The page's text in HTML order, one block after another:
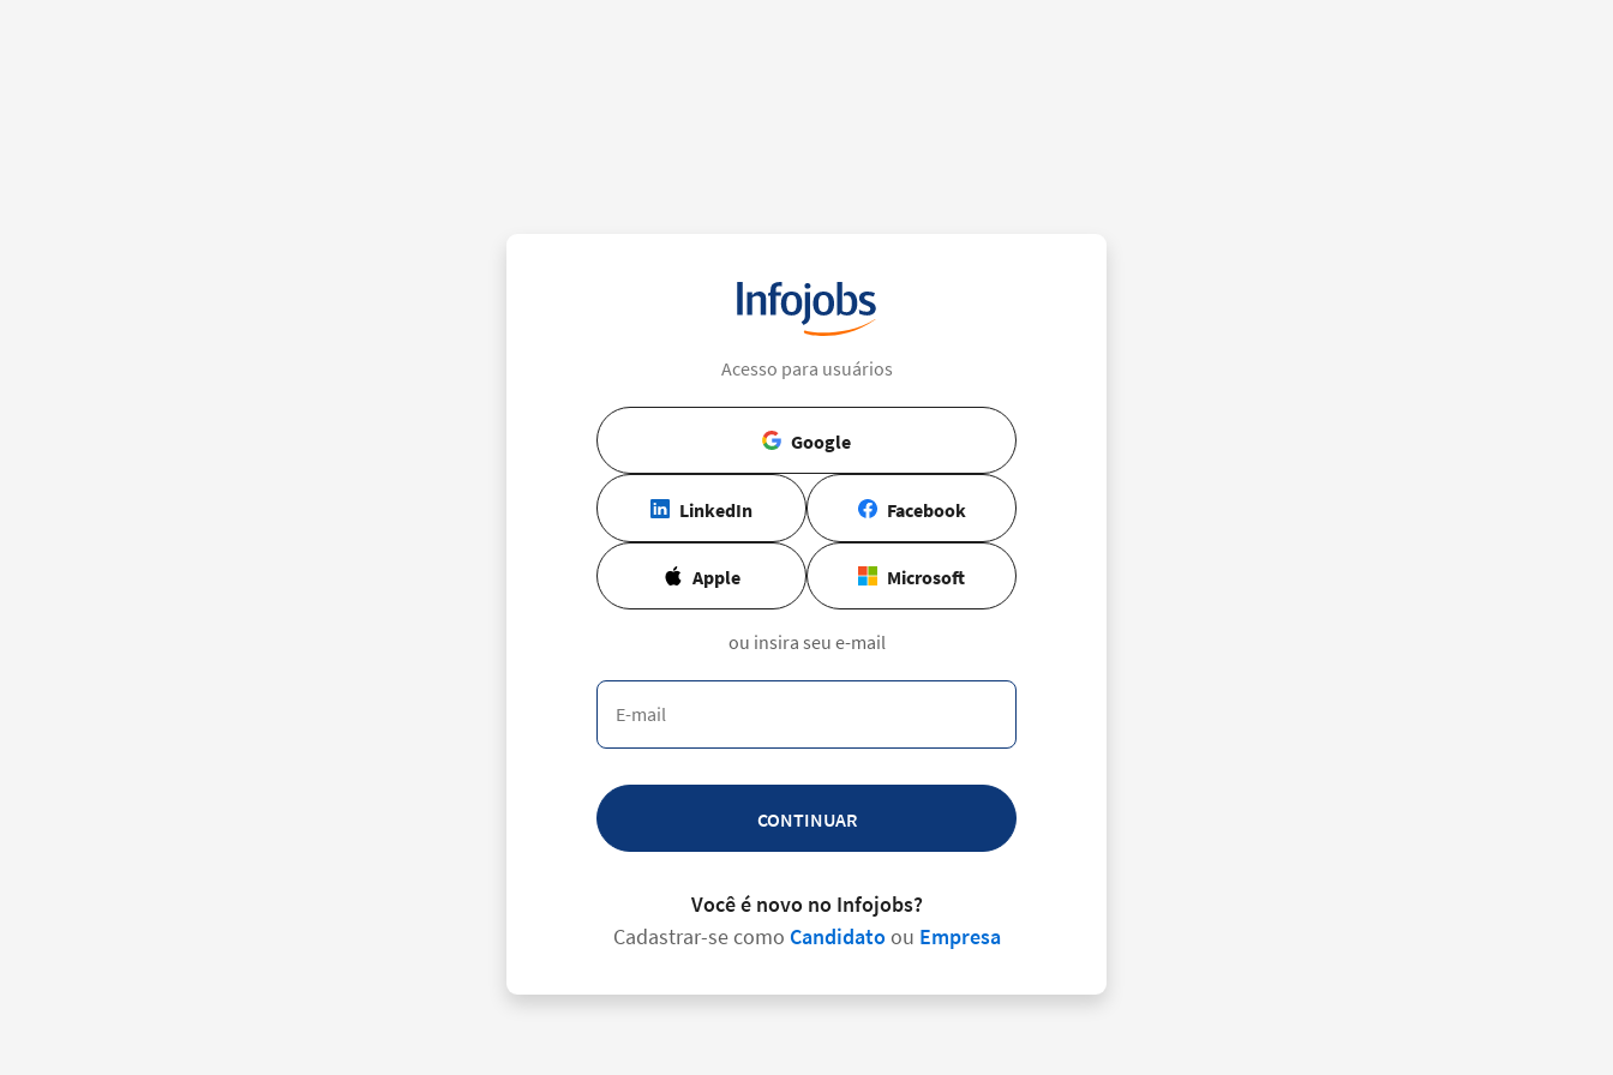
Acesso para usuários
Google
LinkedIn Facebook
Apple Microsoft
ou insira seu e-mail
CONTINUAR
Você é novo no Infojobs?
Cadastrar-se como Candidatoou Empresa